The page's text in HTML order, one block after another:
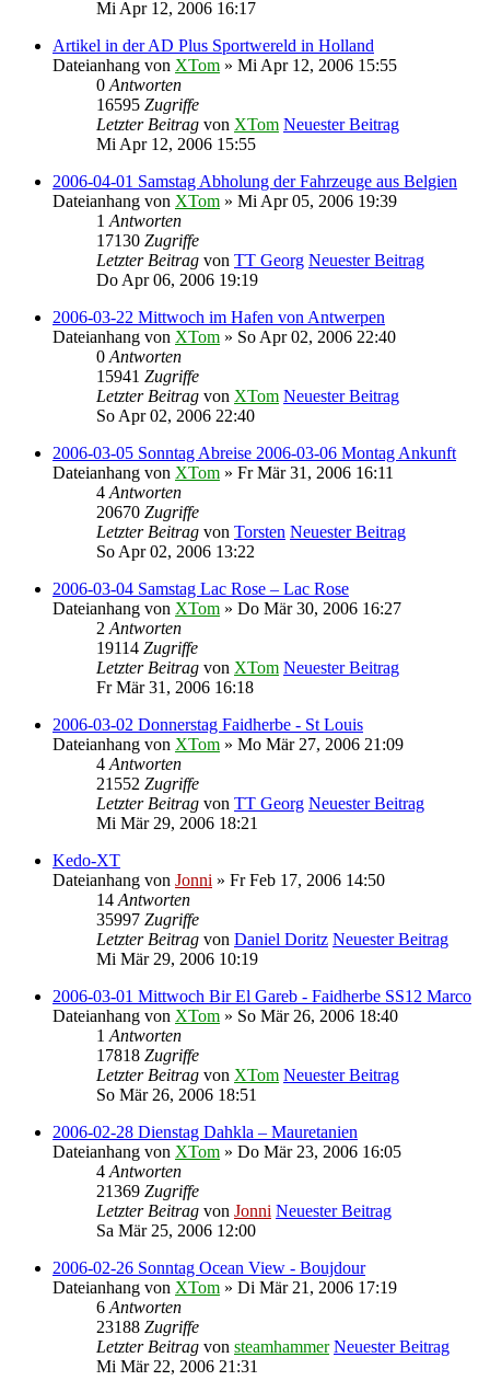
Mi Apr 12, 2006 16:17
Artikel in der AD Plus Sportwereld in Holland
Dateianhang von XTom » Mi Apr 12, 2006 15:55
0 Antworten
16595 Zugriffe
Letzter Beitrag von XTom Neuester Beitrag
Mi Apr 12, 2006 15:55
2006-04-01 Samstag Abholung der Fahrzeuge aus Belgien
Dateianhang von XTom » Mi Apr 05, 2006 19:39
1 Antworten
17130 Zugriffe
Letzter Beitrag von TT Georg Neuester Beitrag
Do Apr 06, 2006 19:19
2006-03-22 Mittwoch im Hafen von Antwerpen
Dateianhang von XTom » So Apr 02, 2006 22:40
0 Antworten
15941 Zugriffe
Letzter Beitrag von XTom Neuester Beitrag
So Apr 02, 2006 22:40
2006-03-05 Sonntag Abreise 2006-03-06 Montag Ankunft
Dateianhang von XTom » Fr Mär 31, 2006 16:11
4 Antworten
20670 Zugriffe
Letzter Beitrag von Torsten Neuester Beitrag
So Apr 02, 2006 13:22
2006-03-04 Samstag Lac Rose – Lac Rose
Dateianhang von XTom » Do Mär 30, 2006 16:27
2 Antworten
19114 Zugriffe
Letzter Beitrag von XTom Neuester Beitrag
Fr Mär 31, 2006 16:18
2006-03-02 Donnerstag Faidherbe - St Louis
Dateianhang von XTom » Mo Mär 27, 2006 21:09
4 Antworten
21552 Zugriffe
Letzter Beitrag von TT Georg Neuester Beitrag
Mi Mär 29, 2006 18:21
Kedo-XT
Dateianhang von Jonni » Fr Feb 17, 2006 14:50
14 Antworten
35997 Zugriffe
Letzter Beitrag von Daniel Doritz Neuester Beitrag
Mi Mär 29, 2006 10:19
2006-03-01 Mittwoch Bir El Gareb - Faidherbe SS12 Marco
Dateianhang von XTom » So Mär 26, 2006 18:40
1 Antworten
17818 Zugriffe
Letzter Beitrag von XTom Neuester Beitrag
So Mär 26, 2006 18:51
2006-02-28 Dienstag Dahkla – Mauretanien
Dateianhang von XTom » Do Mär 23, 2006 16:05
4 Antworten
21369 Zugriffe
Letzter Beitrag von Jonni Neuester Beitrag
Sa Mär 25, 2006 12:00
2006-02-26 Sonntag Ocean View - Boujdour
Dateianhang von XTom » Di Mär 21, 2006 17:19
6 Antworten
23188 Zugriffe
Letzter Beitrag von steamhammer Neuester Beitrag
Mi Mär 22, 2006 21:31